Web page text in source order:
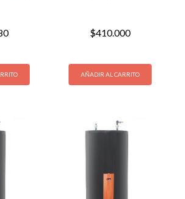
$410.000
AÑADIR AL CARRITO